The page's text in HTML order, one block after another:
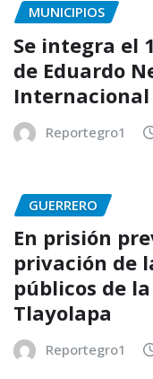
MUNICIPIOS
Se integra el
de Eduardo
Internacional
Reportegro1
GUERRERO
En prisión
privación de
públicos de la
Tlayolapa
Reportegro1